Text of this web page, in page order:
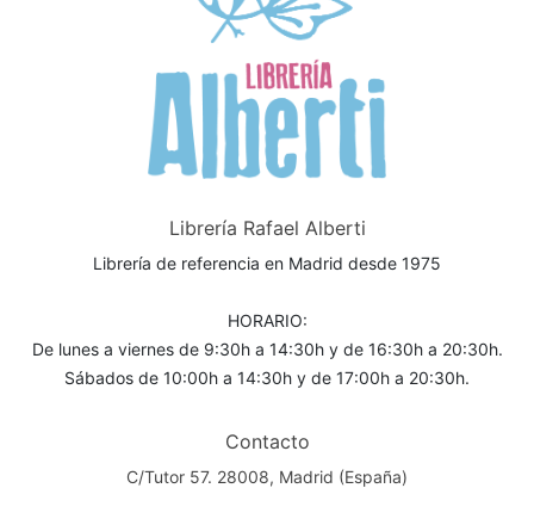
Librería Rafael Alberti
Librería de referencia en Madrid desde 1975
HORARIO:
De lunes a viernes de 9:30h a 14:30h y de 16:30h a 20:30h.
Sábados de 10:00h a 14:30h y de 17:00h a 20:30h.
Contacto
C/Tutor 57. 28008, Madrid (España)